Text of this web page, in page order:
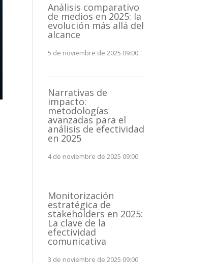
Análisis comparativo
de medios en 2025: la
evolución más allá del
alcance
5 de noviembre de 2025 09:00
Narrativas de
impacto:
metodologías
avanzadas para el
análisis de efectividad
en 2025
4 de noviembre de 2025 09:00
Monitorización
estratégica de
stakeholders en 2025:
La clave de la
efectividad
comunicativa
3 de noviembre de 2025 09:00